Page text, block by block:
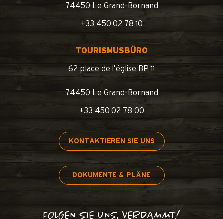
74450 Le Grand-Bornand
+33 450 02 78 10
TOURISMUSBÜRO
62 place de l’église BP 11
74450 Le Grand-Bornand
+33 450 02 78 00
KONTAKTIEREN SIE UNS
DOKUMENTE & PLÄNE
FOLGEN SIE UNS, VERDAMMT!